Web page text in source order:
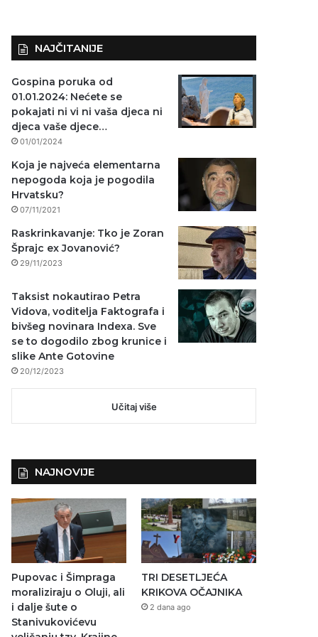
NAJČITANIJE
Gospina poruka od
01.01.2024: Nećete se
pokajati ni vi ni vaša djeca ni
djeca vaše djece…
01/01/2024
Koja je najveća elementarna
nepogoda koja je pogodila
Hrvatsku?
07/11/2021
Raskrinkavanje: Tko je Zoran
Šprajc ex Jovanović?
29/11/2023
Taksist nokautirao Petra
Vidova, voditelja Faktografa i
bivšeg novinara Indexa. Sve
se to dogodilo zbog krunice i
slike Ante Gotovine
20/12/2023
Učitaj više
NAJNOVIJE
Pupovac i Šimpraga
moraliziraju o Oluji, ali
i dalje šute o
Stanivukovićevu
TRI DESETLJEĆA
KRIKOVA OČAJNIKA
2 dana ago